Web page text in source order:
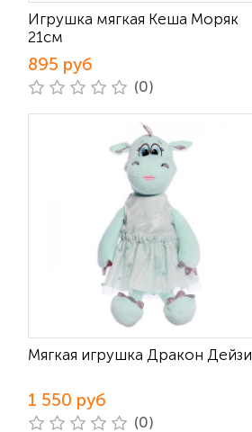
Игрушка мягкая Кеша Моряк
21см
895 руб
(0)
Мягкая игрушка Дракон Дейзи
1 550 руб
(0)